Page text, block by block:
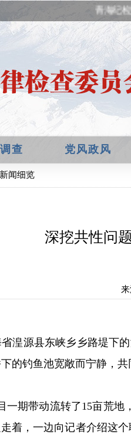
青海纪检
查 党风政风
闻细览
深挖共性问
源县东峡乡乡路堤下的
的钓鱼池宽敞而宁静，
期带动流转了15亩荒地
着，一边向记者介绍这